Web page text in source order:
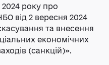
2024 року про
від 2 вересня 2024
та внесення
економічних
(санкцій)».